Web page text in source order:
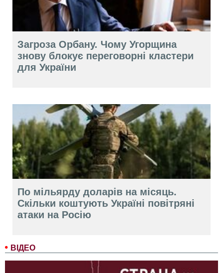
ВІДЕО
Загроза Орбану. Чому Угорщина
знову блокує переговорні кластери
для України
По мільярду доларів на місяць.
Скільки коштують Україні повітряні
атаки на Росію